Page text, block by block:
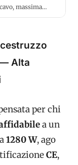
massima
Alta
per chi
a un
1280 W, ago
CE,